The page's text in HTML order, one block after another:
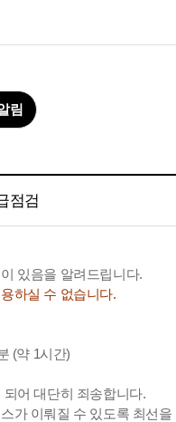
림
점검
있음을 알려드립니다.
하실 수 없습니다.
(약 1시간)
어 대단히 죄송합니다.
가 이뤄질 수 있도록 최선